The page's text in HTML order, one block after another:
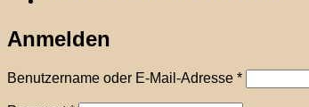
Anmelden
Benutzername oder E-Mail-Adresse *Erforderlich